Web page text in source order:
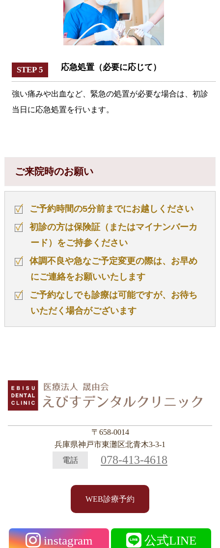
STEP 5 応急処置（必要に応じて）
強い痛みや出血など、緊急の処置が必要な場合は、初診
当日に応急処置を行います。
ご来院時のお願い
ご予約時間の5分前までにお越しください
初診の方は保険証（またはマイナンバーカ
ード）をご持参ください
体調不良や急なご予定変更の際は、お早め
にご連絡をお願いいたします
ご予約なしでも診療は可能ですが、お待ち
いただく場合がございます
〒658-0014
兵庫県神戸市東灘区北青木3-3-1
電話
078-413-4618
WEB診療予約
instagram 公式LINE